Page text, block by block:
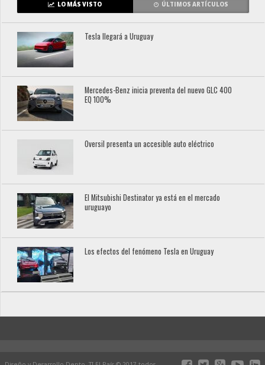
LO MÁS VISTO ÚLTIMOS ARTÍCULOS
Tesla llegará a Uruguay
Mercedes-Benz inicia preventa del nuevo GLC 400
EQ 100%
Oversil presenta un accesible auto eléctrico
El Mitsubishi Destinator ya está en el mercado
uruguayo
Los efectos del fenómeno Tesla en Uruguay